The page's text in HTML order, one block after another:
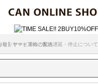
】ヤマト運輸の配送遅延・停止について
りサービスのご案内